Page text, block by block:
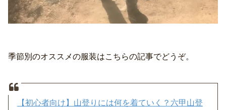
季節別のオススメの服装はこちらの記事でどうぞ。
【初心者向け】山登りには何を着ていく？六甲山登